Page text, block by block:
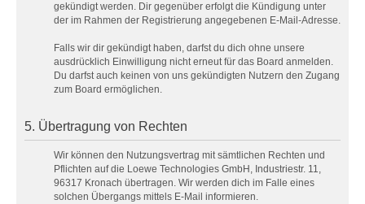
gekündigt werden. Dir gegenüber erfolgt die Kündigung unter
der im Rahmen der Registrierung angegebenen E-Mail-Adresse.
Falls wir dir gekündigt haben, darfst du dich ohne unsere
ausdrücklich Einwilligung nicht erneut für das Board anmelden.
Du darfst auch keinen von uns gekündigten Nutzern den Zugang
zum Board ermöglichen.
5. Übertragung von Rechten
Wir können den Nutzungsvertrag mit sämtlichen Rechten und
Pflichten auf die Loewe Technologies GmbH, Industriestr. 11,
96317 Kronach übertragen. Wir werden dich im Falle eines
solchen Übergangs mittels E-Mail informieren.